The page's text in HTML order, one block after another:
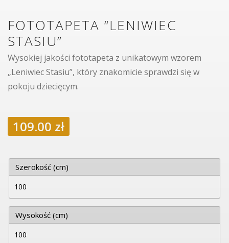
FOTOTAPETA “LENIWIEC
STASIU”
Wysokiej jakości fototapeta z unikatowym wzorem
„Leniwiec Stasiu”, który znakomicie sprawdzi się w
pokoju dziecięcym.
109.00 zł
Szerokość (cm)
Wysokość (cm)